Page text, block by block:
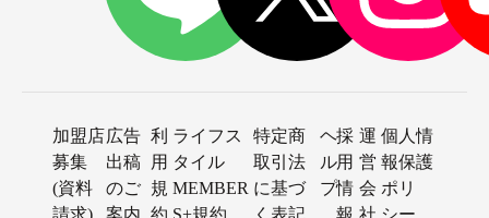
加盟店
募集
(資料
広告
出稿
のご
利
用
規
ライフス
タイル
MEMBER
特定商
取引法
に基づ
ヘ
ル
プ
採
用
情
運
営
会
個人情
報保護
ポリ